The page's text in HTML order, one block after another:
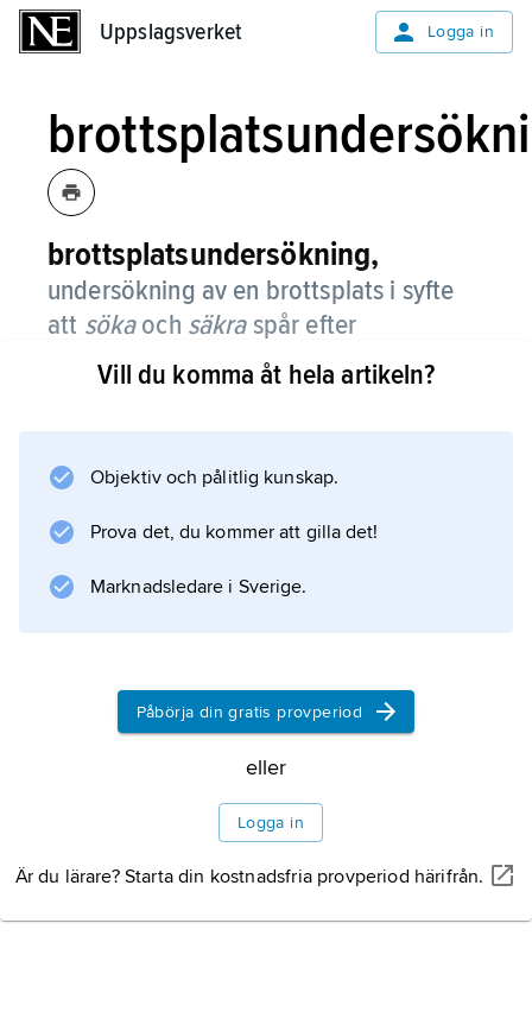
Uppslagsverket Logga in
brottsplatsundersökning,
undersökning av en brottsplats i syfte
att sökaoch säkraspår efter
gärningsmannen samt att
rekonstruera
brottets händelseförlopp.
kriminalteknisk undersökning
Vill du komma åt hela artikeln?
Objektiv och pålitlig kunskap.
Prova det, du kommer att gilla det!
Marknadsledare i Sverige.
Påbörja din gratis provperiod
eller
Logga in
Är du lärare? Starta din kostnadsfria provperiod härifrån.